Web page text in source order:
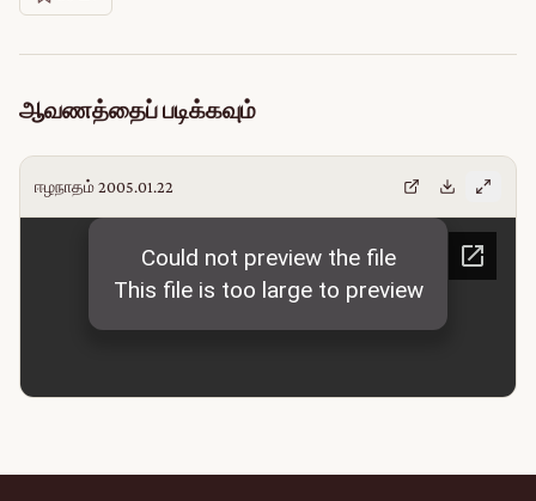
ஆவணத்தைப் படிக்கவும்
ஈழநாதம் 2005.01.22